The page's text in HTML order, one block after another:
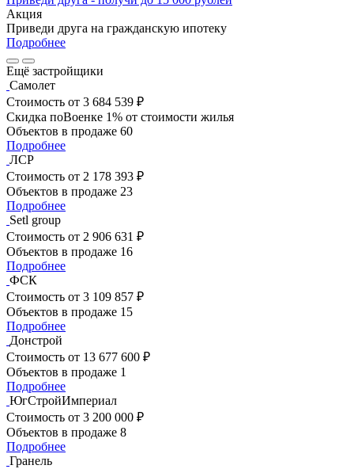
Акция
Приведи друга на гражданскую ипотеку
Подробнее
Ещё застройщики
Самолет
Стоимость от 3 684 539 ₽
Скидка поВоенке 1% от стоимости жилья
Объектов в продаже 60
Подробнее
ЛСР
Стоимость от 2 178 393 ₽
Объектов в продаже 23
Подробнее
Setl group
Стоимость от 2 906 631 ₽
Объектов в продаже 16
Подробнее
ФСК
Стоимость от 3 109 857 ₽
Объектов в продаже 15
Подробнее
Донстрой
Стоимость от 13 677 600 ₽
Объектов в продаже 1
Подробнее
ЮгСтройИмпериал
Стоимость от 3 200 000 ₽
Объектов в продаже 8
Подробнее
Гранель